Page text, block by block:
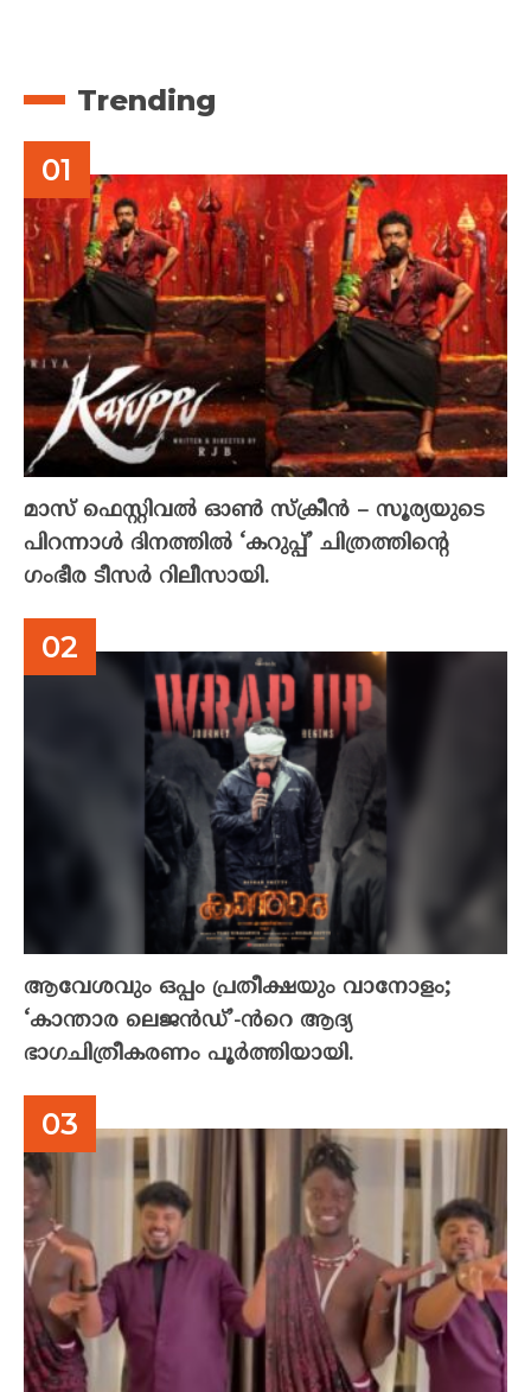
Trending
മാസ് ഫെസ്റ്റിവൽ ഓൺ സ്‌ക്രീൻ – സൂര്യയുടെ
പിറന്നാൾ ദിനത്തിൽ ‘കറുപ്പ്’ ചിത്രത്തിന്റെ
ഗംഭീര ടീസർ റിലീസായി.
ആവേശവും ഒപ്പം പ്രതീക്ഷയും വാനോളം;
‘കാന്താര ലെജൻഡ്’-ൻറെ ആദ്യ
ഭാഗചിത്രീകരണം പൂർത്തിയായി.